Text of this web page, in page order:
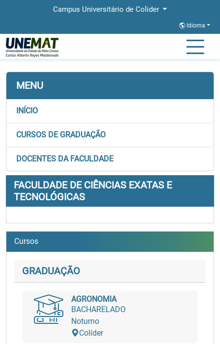
Campus Universitário de Colider
Idioma
Página Inicial
MENU
INÍCIO
CURSOS DE GRADUAÇÃO
DOCENTES DA FACULDADE
FACULDADE DE CIÊNCIAS EXATAS E
TECNOLÓGICAS
Cursos
GRADUAÇÃO
AGRONOMIA
BACHARELADO
Noturno
Colíder